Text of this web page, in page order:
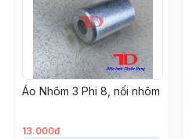
Áo Nhôm 3 Phi 8, nối nhôm
13.000đ